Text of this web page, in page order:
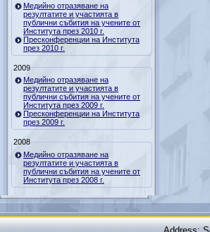
Медийно отразяване на
резултатите и участията в
публични събития на учените от
Института през 2010 г.
Пресконференции на Института
през 2010 г.
2009
Медийно отразяване на
резултатите и участията в
публични събития на учените от
Института през 2009 г.
Пресконференции на Института
през 2009 г.
2008
Медийно отразяване на
резултатите и участията в
публични събития на учените от
Института през 2008 г.
Address: